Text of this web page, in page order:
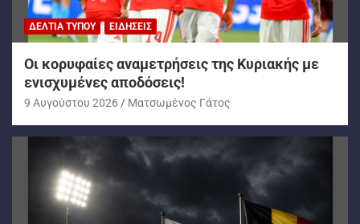
ΔΕΛΤΊΑ ΤΎΠΟΥ ΕΙΔΉΣΕΙΣ
Oι κορυφαίες αναμετρήσεις της Κυριακής με
ενισχυμένες αποδόσεις!
9 Αυγούστου 2026 Ματσωμένος Γάτος